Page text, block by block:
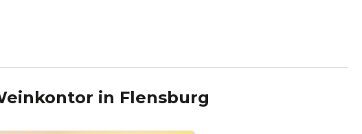
in Flensburg